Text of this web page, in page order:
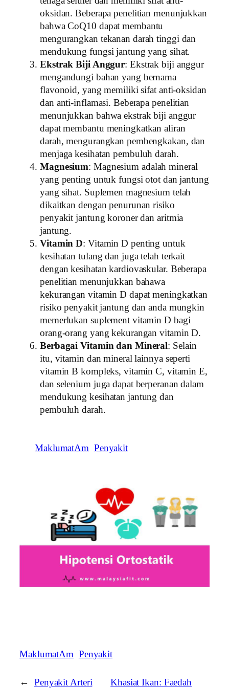
oksidan. Beberapa penelitian menunjukkan
bahwa CoQ10 dapat membantu
mengurangkan tekanan darah tinggi dan
mendukung fungsi jantung yang sihat.
Ekstrak Biji Anggur: Ekstrak biji anggur
mengandungi bahan yang bernama
flavonoid, yang memiliki sifat anti-oksidan
dan anti-inflamasi. Beberapa penelitian
menunjukkan bahwa ekstrak biji anggur
dapat membantu meningkatkan aliran
darah, mengurangkan pembengkakan, dan
menjaga kesihatan pembuluh darah.
Magnesium: Magnesium adalah mineral
yang penting untuk fungsi otot dan jantung
yang sihat. Suplemen magnesium telah
dikaitkan dengan penurunan risiko
penyakit jantung koroner dan aritmia
jantung.
Vitamin D: Vitamin D penting untuk
kesihatan tulang dan juga telah terkait
dengan kesihatan kardiovaskular. Beberapa
penelitian menunjukkan bahawa
kekurangan vitamin D dapat meningkatkan
risiko penyakit jantung dan anda mungkin
memerlukan suplement vitamin D bagi
orang-orang yang kekurangan vitamin D.
Berbagai Vitamin dan Mineral: Selain
itu, vitamin dan mineral lainnya seperti
vitamin B kompleks, vitamin C, vitamin E,
dan selenium juga dapat berperanan dalam
mendukung kesihatan jantung dan
pembuluh darah.
MaklumatAm Penyakit
MaklumatAm Penyakit
←
Penyakit Arteri
Khasiat Ikan: Faedah